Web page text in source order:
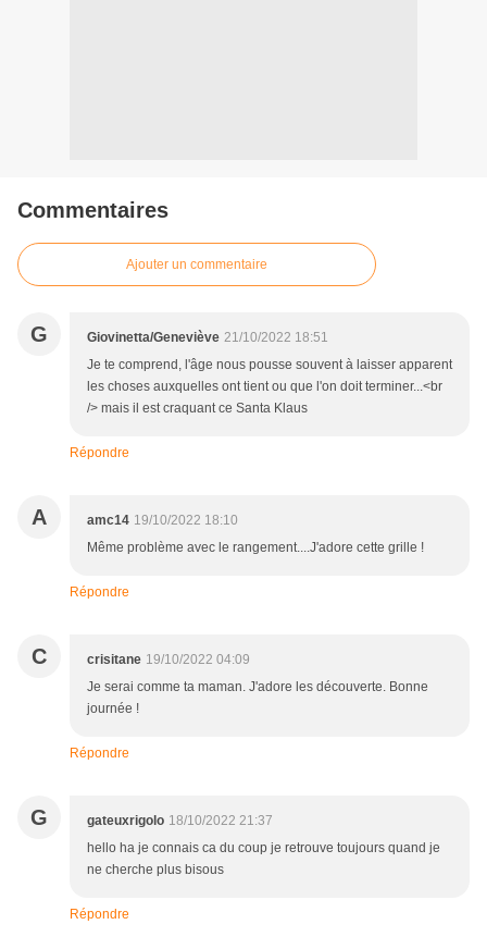
Commentaires
Ajouter un commentaire
G Giovinetta/Geneviève 21/10/2022 18:51
Je te comprend, l'âge nous pousse souvent à laisser apparent
les choses auxquelles ont tient ou que l'on doit terminer...<br
/> mais il est craquant ce Santa Klaus
Répondre
A amc14 19/10/2022 18:10
Même problème avec le rangement....J'adore cette grille !
Répondre
C crisitane 19/10/2022 04:09
Je serai comme ta maman. J'adore les découverte. Bonne
journée !
Répondre
G gateuxrigolo 18/10/2022 21:37
hello ha je connais ca du coup je retrouve toujours quand je
ne cherche plus bisous
Répondre